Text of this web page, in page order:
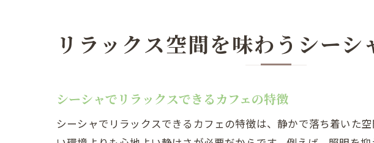
リラックス空間を味わうシーシ
シーシャでリラックスできるカフェの特徴
シーシャでリラックスできるカフェの特徴は、静かで落ち着いた